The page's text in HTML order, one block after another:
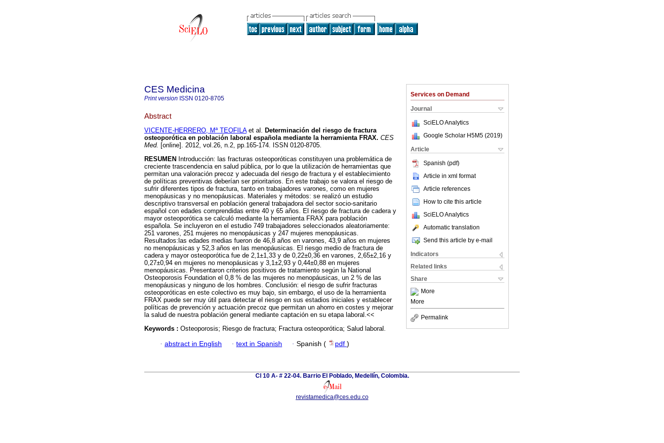
Services on Demand
Journal
SciELO Analytics
Google Scholar H5M5 (2019)
Article
Spanish (pdf)
Article in xml format
Article references
How to cite this article
SciELO Analytics
Automatic translation
Send this article by e-mail
Indicators
Related links
Share
More
More
Permalink
CES Medicina
Print version ISSN 0120-8705
Abstract
VICENTE-HERRERO, Mª TEOFILAet al. Determinación del riesgo de fractura
osteoporótica en población laboral española mediante la herramienta FRAX. CES
Med. [online]. 2012, vol.26, n.2, pp.165-174. ISSN 0120-8705.
RESUMEN
Introducción: las fracturas osteoporóticas constituyen una problemática de
creciente trascendencia en salud pública, por lo que la utilización de herramientas que
permitan una valoración precoz y adecuada del riesgo de fractura y el establecimiento
de políticas preventivas deberían ser prioritarios. En este trabajo se valora el riesgo de
sufrir diferentes tipos de fractura, tanto en trabajadores varones, como en mujeres
menopáusicas y no menopáusicas. Materiales y métodos: se realizó un estudio
descriptivo transversal en población general trabajadora del sector socio-sanitario
español con edades comprendidas entre 40 y 65 años. El riesgo de fractura de cadera y
mayor osteoporótica se calculó mediante la herramienta FRAX para población
española. Se incluyeron en el estudio 749 trabajadores seleccionados aleatoriamente:
251 varones, 251 mujeres no menopáusicas y 247 mujeres menopáusicas.
Resultados:las edades medias fueron de 46,8 años en varones, 43,9 años en mujeres
no menopáusicas y 52,3 años en las menopáusicas. El riesgo medio de fractura de
cadera y mayor osteoporótica fue de 2,1±1,33 y de 0,22±0,36 en varones, 2,65±2,16 y
0,27±0,94 en mujeres no menopáusicas y 3,1±2,93 y 0,44±0,88 en mujeres
menopáusicas. Presentaron criterios positivos de tratamiento según la National
Osteoporosis Foundation el 0,8 % de las mujeres no menopáusicas, un 2 % de las
menopáusicas y ninguno de los hombres. Conclusión: el riesgo de sufrir fracturas
osteoporóticas en este colectivo es muy bajo, sin embargo, el uso de la herramienta
FRAX puede ser muy útil para detectar el riesgo en sus estadios iniciales y establecer
políticas de prevención y actuación precoz que permitan un ahorro en costes y mejorar
la salud de nuestra población general mediante captación en su etapa laboral.<<
Keywords : Osteoporosis; Riesgo de fractura; Fractura osteoporótica; Salud laboral.
· abstract in English · text in Spanish · Spanish ( pdf )
Cl 10 A- # 22-04. Barrio El Poblado, Medellín, Colombia.
revistamedica@ces.edu.co